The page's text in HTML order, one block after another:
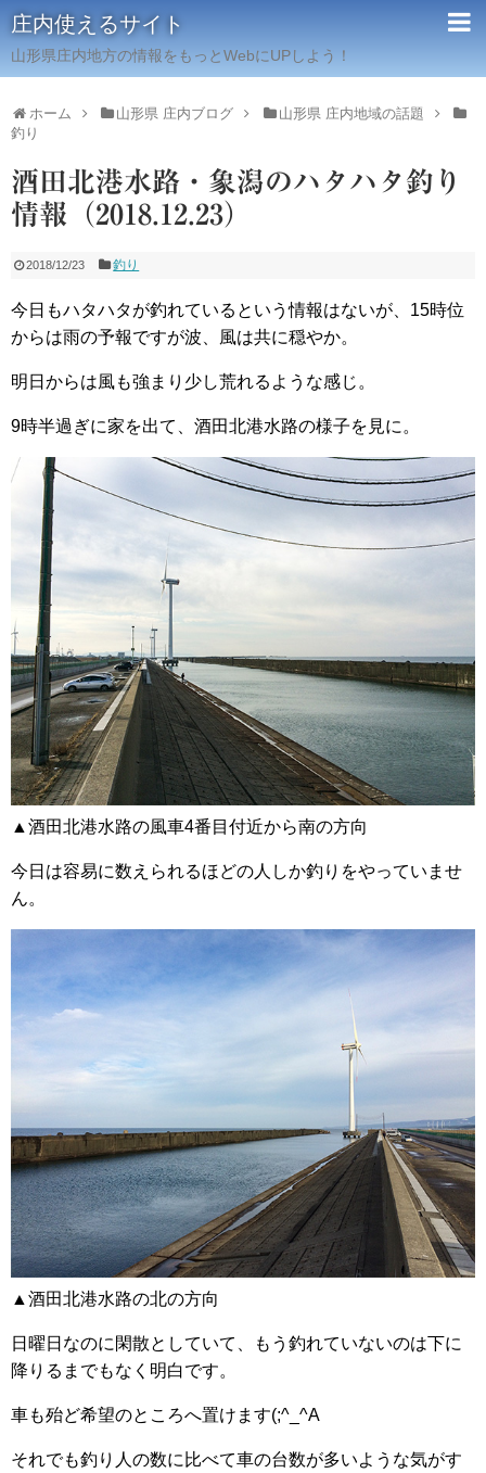
庄内使えるサイト
山形県庄内地方の情報をもっとWebにUPしよう！
ホーム 山形県 庄内ブログ
山形県 庄内地域の話題
釣り
酒田北港水路・象潟のハタハタ釣り
情報（2018.12.23）
2018/12/23 釣り
今日もハタハタが釣れているという情報はないが、15時位
からは雨の予報ですが波、風は共に穏やか。
明日からは風も強まり少し荒れるような感じ。
9時半過ぎに家を出て、酒田北港水路の様子を見に。
▲酒田北港水路の風車4番目付近から南の方向
今日は容易に数えられるほどの人しか釣りをやっていませ
ん。
▲酒田北港水路の北の方向
日曜日なのに閑散としていて、もう釣れていないのは下に
降りるまでもなく明白です。
車も殆ど希望のところへ置けます(;^_^A
それでも釣り人の数に比べて車の台数が多いような気がす